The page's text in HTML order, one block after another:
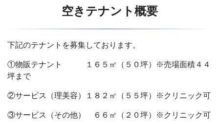
空きテナント概要
下記のテナントを募集しております。
①物販テナント １６５㎡（５０坪）※売場面積４４
坪まで
②サービス（理美容）１８２㎡（５５坪）※クリニック可
③サービス（その他） ６６㎡（２０坪）※クリニック可